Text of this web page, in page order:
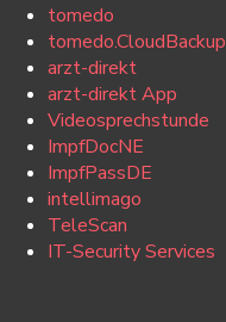
tomedo
tomedo.CloudBackup
arzt-direkt
arzt-direkt App
Videosprechstunde
ImpfDocNE
ImpfPassDE
intellimago
TeleScan
IT-Security Services